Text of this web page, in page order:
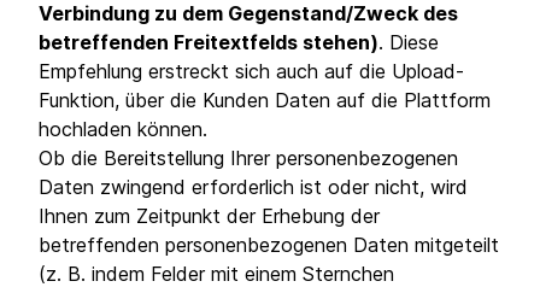
Verbindung zu dem Gegenstand/Zweck des
betreffenden Freitextfelds stehen). Diese
Empfehlung erstreckt sich auch auf die Upload-
Funktion, über die Kunden Daten auf die Plattform
hochladen können.
Ob die Bereitstellung Ihrer personenbezogenen
Daten zwingend erforderlich ist oder nicht, wird
Ihnen zum Zeitpunkt der Erhebung der
betreffenden personenbezogenen Daten mitgeteilt
(z. B. indem Felder mit einem Sternchen